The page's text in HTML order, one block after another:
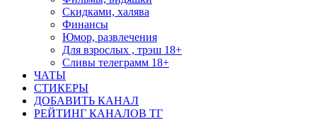
Скидками, халява
Финансы
Юмор, развлечения
Для взрослых , трэш 18+
Сливы телеграмм 18+
ЧАТЫ
СТИКЕРЫ
ДОБАВИТЬ КАНАЛ
РЕЙТИНГ КАНАЛОВ ТГ